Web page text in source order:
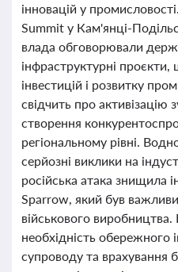
інновацій у
Summit у Кам'янці-
влада обговорювали
інфраструктурні
інвестицій і розвитку
свідчить про активізацію
створення
регіональному рівні.
серйозні виклики на
російська атака знищила
Sparrow, який був
військового
необхідність обережного
супроводу та врахування